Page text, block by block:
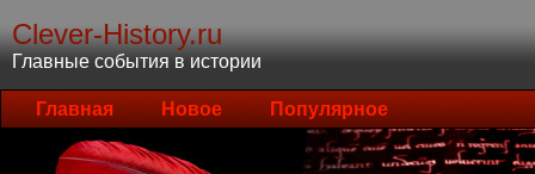
Clever-History.ru
Главные события в истории
Главная Новое Популярное